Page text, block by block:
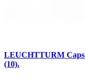
LEUCHTTURM
(10).